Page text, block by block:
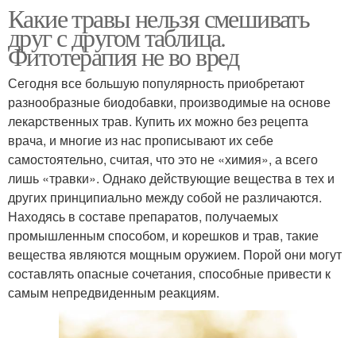
Какие травы нельзя смешивать
друг с другом таблица.
Фитотерапия не во вред
Сегодня все большую популярность приобретают
разнообразные биодобавки, производимые на основе
лекарственных трав. Купить их можно без рецепта
врача, и многие из нас прописывают их себе
самостоятельно, считая, что это не «химия», а всего
лишь «травки». Однако действующие вещества в тех и
других принципиально между собой не различаются.
Находясь в составе препаратов, получаемых
промышленным способом, и корешков и трав, такие
вещества являются мощным оружием. Порой они могут
составлять опасные сочетания, способные привести к
самым непредвиденным реакциям.